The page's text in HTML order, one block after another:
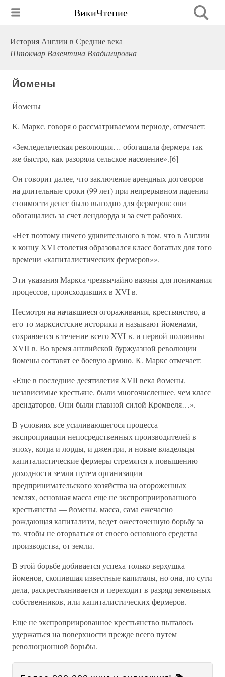
ВикиЧтение
История Англии в Средние века
Штокмар Валентина Владимировна
Йомены
Йомены
К. Маркс, говоря о рассматриваемом периоде, отмечает:
«Земледельческая революция… обогащала фермера так
же быстро, как разоряла сельское население».[6]
Он говорит далее, что заключение арендных договоров
на длительные сроки (99 лет) при непрерывном падении
стоимости денег было выгодно для фермеров: они
обогащались за счет лендлорда и за счет рабочих.
«Нет поэтому ничего удивительного в том, что в Англии
к концу XVI столетия образовался класс богатых для того
времени «капиталистических фермеров»».
Эти указания Маркса чрезвычайно важны для понимания
процессов, происходивших в XVI в.
Несмотря на начавшиеся огораживания, крестьянство, а
его-то марксистские историки и называют йоменами,
сохраняется в течение всего XVI в. и первой половины
XVII в. Во время английской буржуазной революции
йомены составят ее боевую армию. К. Маркс отмечает:
«Еще в последние десятилетия XVII века йомены,
независимые крестьяне, были многочисленнее, чем класс
арендаторов. Они были главной силой Кромвеля…».
В условиях все усиливающегося процесса
экспроприации непосредственных производителей в
эпоху, когда и лорды, и джентри, и новые владельцы —
капиталистические фермеры стремятся к повышению
доходности земли путем организации
предпринимательского хозяйства на огороженных
землях, основная масса еще не экспроприированного
крестьянства — йомены, масса, сама ежечасно
рождающая капитализм, ведет ожесточенную борьбу за
то, чтобы не оторваться от своего основного средства
производства, от земли.
В этой борьбе добивается успеха только верхушка
йоменов, скопившая известные капиталы, но она, по сути
дела, раскрестьянивается и переходит в разряд земельных
собственников, или капиталистических фермеров.
Еще не экспроприированное крестьянство пыталось
удержаться на поверхности прежде всего путем
революционной борьбы.